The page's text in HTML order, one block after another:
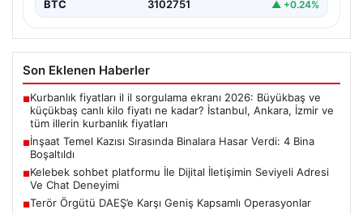
BTC 3102751 ▲ +0.24%
Son Eklenen Haberler
■Kurbanlık fiyatları il il sorgulama ekranı 2026: Büyükbaş ve
küçükbaş canlı kilo fiyatı ne kadar? İstanbul, Ankara, İzmir ve
tüm illerin kurbanlık fiyatları
■İnşaat Temel Kazısı Sırasında Binalara Hasar Verdi: 4 Bina
Boşaltıldı
■Kelebek sohbet platformu İle Dijital İletişimin Seviyeli Adresi
Ve Chat Deneyimi
■Terör Örgütü DAEŞ’e Karşı Geniş Kapsamlı Operasyonlar